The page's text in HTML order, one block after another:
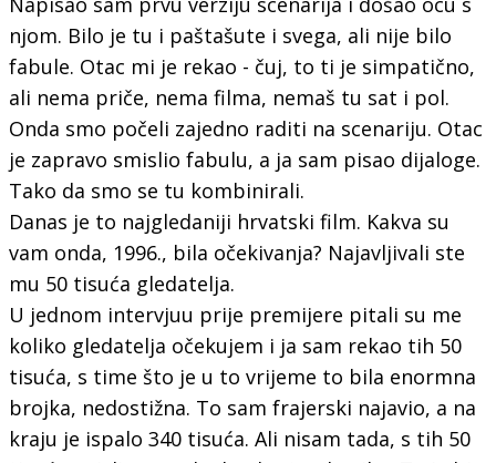
njom. Bilo je tu i paštašute i svega, ali nije bilo
fabule. Otac mi je rekao - čuj, to ti je simpatično,
ali nema priče, nema filma, nemaš tu sat i pol.
Onda smo počeli zajedno raditi na scenariju. Otac
je zapravo smislio fabulu, a ja sam pisao dijaloge.
Tako da smo se tu kombinirali.
Danas je to najgledaniji hrvatski film. Kakva su
vam onda, 1996., bila očekivanja? Najavljivali ste
mu 50 tisuća gledatelja.
U jednom intervjuu prije premijere pitali su me
koliko gledatelja očekujem i ja sam rekao tih 50
tisuća, s time što je u to vrijeme to bila enormna
brojka, nedostižna. To sam frajerski najavio, a na
kraju je ispalo 340 tisuća. Ali nisam tada, s tih 50